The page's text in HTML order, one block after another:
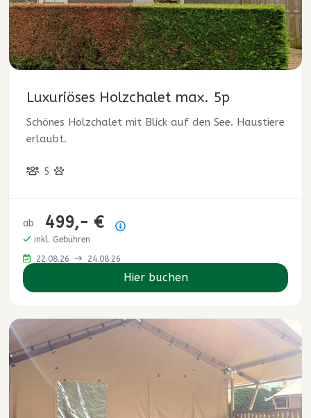
Luxuriöses Holzchalet max. 5p
Schönes Holzchalet mit Blick auf den See. Haustiere
erlaubt.
5
ab 499,- €
inkl. Gebühren
22.08.26 24.08.26
Hier buchen